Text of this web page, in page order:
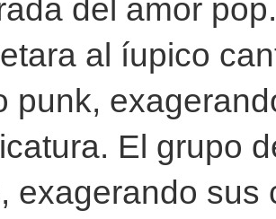
del amor
al íupico
punk,
. El grupo
exagerando sus